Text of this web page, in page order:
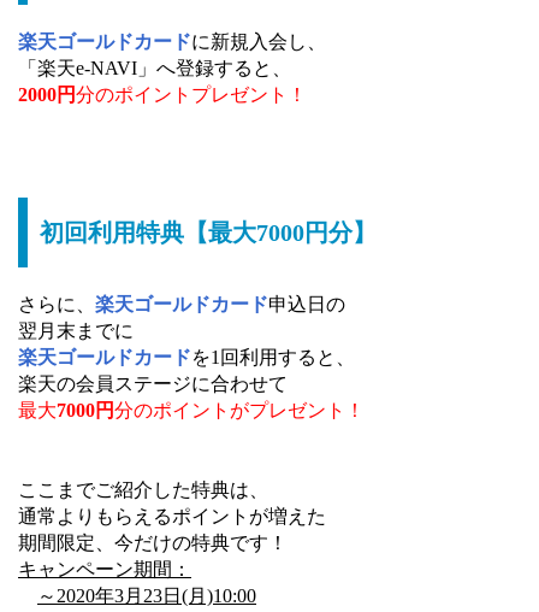
楽天ゴールドカードに新規入会し、
「楽天e-NAVI」へ登録すると、
2000円分のポイントプレゼント！
初回利用特典【最大7000円分】
さらに、 楽天ゴールドカード申込日の
翌月末までに
楽天ゴールドカードを1回利用すると、
楽天の会員ステージに合わせて
最大7000円分のポイントがプレゼント！
ここまでご紹介した特典は、
通常よりもらえるポイントが増えた
期間限定、今だけの特典です！
キャンペーン期間：
～2020年3月23日(月)10:00